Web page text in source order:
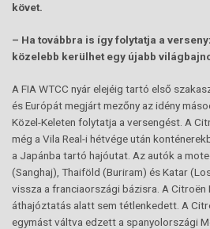
követ.
– Ha továbbra is így folytatja a
közelebb kerülhet egy újabb
A FIA WTCC nyár elejéig tartó első
és Európát megjárt mezőny az idény
Közel-Keleten folytatja a versengést. A
még a Vila Real-i hétvége után
a Japánba tartó hajóutat. Az autók a
(Sanghaj), Thaiföld (Buriram) és Katar
vissza a franciaországi bázisra. A Citroën
áthajóztatás alatt sem tétlenkedett. A
egymást váltva edzett a spanyolországi